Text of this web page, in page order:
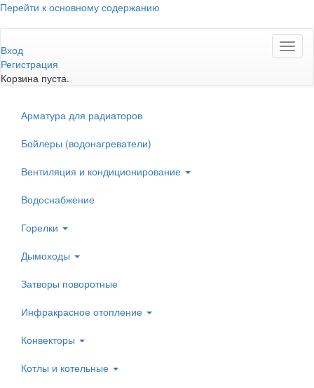
Перейти к основному содержанию
Вход
Регистрация
Корзина пуста.
Арматура для радиаторов
Бойлеры (водонагреватели)
Вентиляция и кондиционирование
Водоснабжение
Горелки
Дымоходы
Затворы поворотные
Инфракрасное отопление
Конвекторы
Котлы и котельные